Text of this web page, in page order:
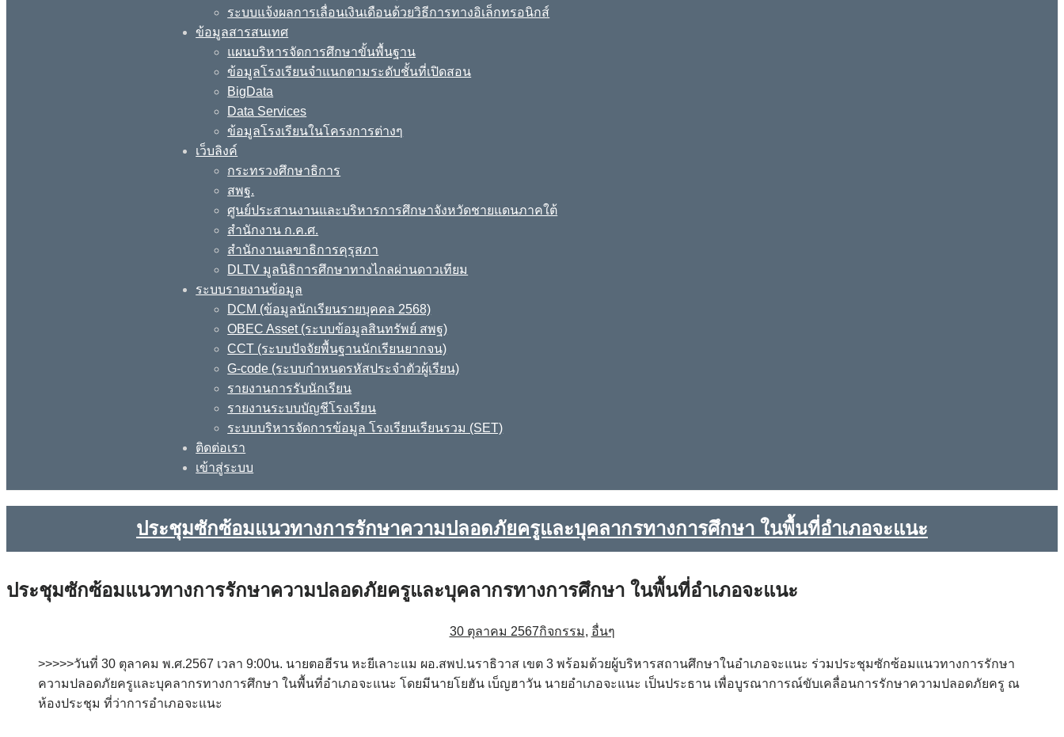
ระบบแจ้งผลการเลื่อนเงินเดือนด้วยวิธีการทางอิเล็กทรอนิกส์
ข้อมูลสารสนเทศ
แผนบริหารจัดการศึกษาขั้นพื้นฐาน
ข้อมูลโรงเรียนจำแนกตามระดับชั้นที่เปิดสอน
BigData
Data Services
ข้อมูลโรงเรียนในโครงการต่างๆ
เว็บลิงค์
กระทรวงศึกษาธิการ
สพฐ.
ศูนย์ประสานงานและบริหารการศึกษาจังหวัดชายแดนภาคใต้
สำนักงาน ก.ค.ศ.
สำนักงานเลขาธิการคุรุสภา
DLTV มูลนิธิการศึกษาทางไกลผ่านดาวเทียม
ระบบรายงานข้อมูล
DCM (ข้อมูลนักเรียนรายบุคคล 2568)
OBEC Asset (ระบบข้อมูลสินทรัพย์ สพฐ)
CCT (ระบบปัจจัยพื้นฐานนักเรียนยากจน)
G-code (ระบบกำหนดรหัสประจำตัวผู้เรียน)
รายงานการรับนักเรียน
รายงานระบบบัญชีโรงเรียน
ระบบบริหารจัดการข้อมูล โรงเรียนเรียนรวม (SET)
ติดต่อเรา
เข้าสู่ระบบ
ประชุมซักซ้อมแนวทางการรักษาความปลอดภัยครูและบุคลากรทางการศึกษา ในพื้นที่อำเภอจะแนะ
ประชุมซักซ้อมแนวทางการรักษาความปลอดภัยครูและบุคลากรทางการศึกษา ในพื้นที่อำเภอจะแนะ
30 ตุลาคม 2567กิจกรรม, อื่นๆ
>>>>>วันที่ 30 ตุลาคม พ.ศ.2567 เวลา 9:00น. นายตอฮีรน หะยีเลาะแม ผอ.สพป.นราธิวาส เขต 3 พร้อมด้วยผู้บริหารสถานศึกษาในอำเภอจะแนะ ร่วมประชุมซักซ้อมแนวทางการรักษา
ความปลอดภัยครูและบุคลากรทางการศึกษา ในพื้นที่อำเภอจะแนะ โดยมีนายโยฮัน เบ็ญฮาวัน นายอำเภอจะแนะ เป็นประธาน เพื่อบูรณาการณ์ขับเคลื่อนการรักษาความปลอดภัยครู ณ
ห้องประชุม ที่ว่าการอำเภอจะแนะ